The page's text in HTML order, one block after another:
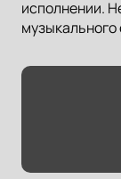
исполнении.
музыкального